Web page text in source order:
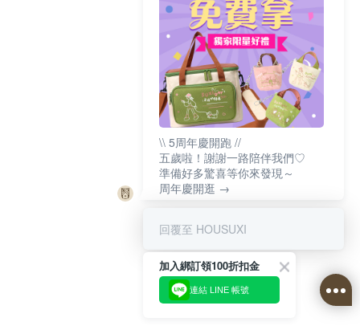
\\ 5周年慶開跑 //
五歲啦！謝謝一路陪伴我們♡
準備好多驚喜等你來發現～
周年慶開逛 →
回覆至 HOUSUXI
加入綁訂領100折扣金
連結 LINE 帳號